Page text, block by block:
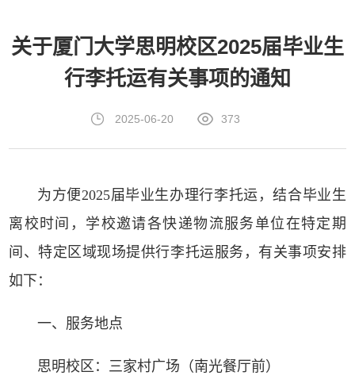
关于厦门大学思明校区2025届毕业生
行李托运有关事项的通知
2025-06-20 373
为方便2025届毕业生办理行李托运，结合毕业生
离校时间，学校邀请各快递物流服务单位在特定期
间、特定区域现场提供行李托运服务，有关事项安排
如下：
一、服务地点
思明校区：三家村广场（南光餐厅前）